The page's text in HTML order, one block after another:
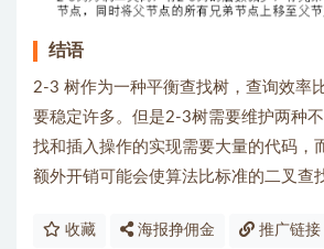
结语
2-3 树作为一种平衡查找树，查询效率
要稳定许多。但是2-3树需要维护两种
找和插入操作的实现需要大量的代码，
额外开销可能会使算法比标准的二叉查
收藏 海报挣佣金 推广链接